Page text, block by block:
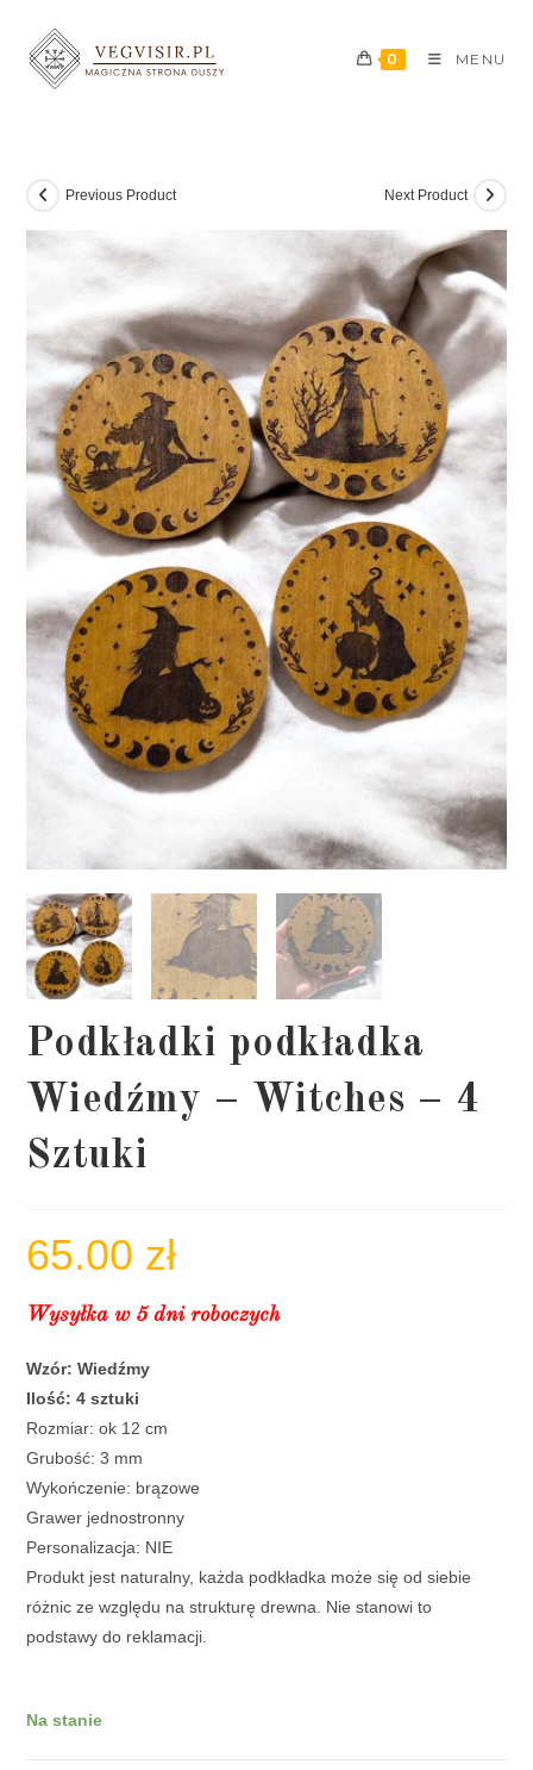
0 MENU
Previous Product Next Product
Podkładki podkładka
Wiedźmy – Witches – 4
Sztuki
65.00 zł
Wysyłka w 5 dni roboczych
Wzór: Wiedźmy
Ilość: 4 sztuki
Rozmiar: ok 12 cm
Grubość: 3 mm
Wykończenie: brązowe
Grawer jednostronny
Personalizacja: NIE
Produkt jest naturalny, każda podkładka może się od siebie
różnic ze względu na strukturę drewna. Nie stanowi to
podstawy do reklamacji.
Na stanie